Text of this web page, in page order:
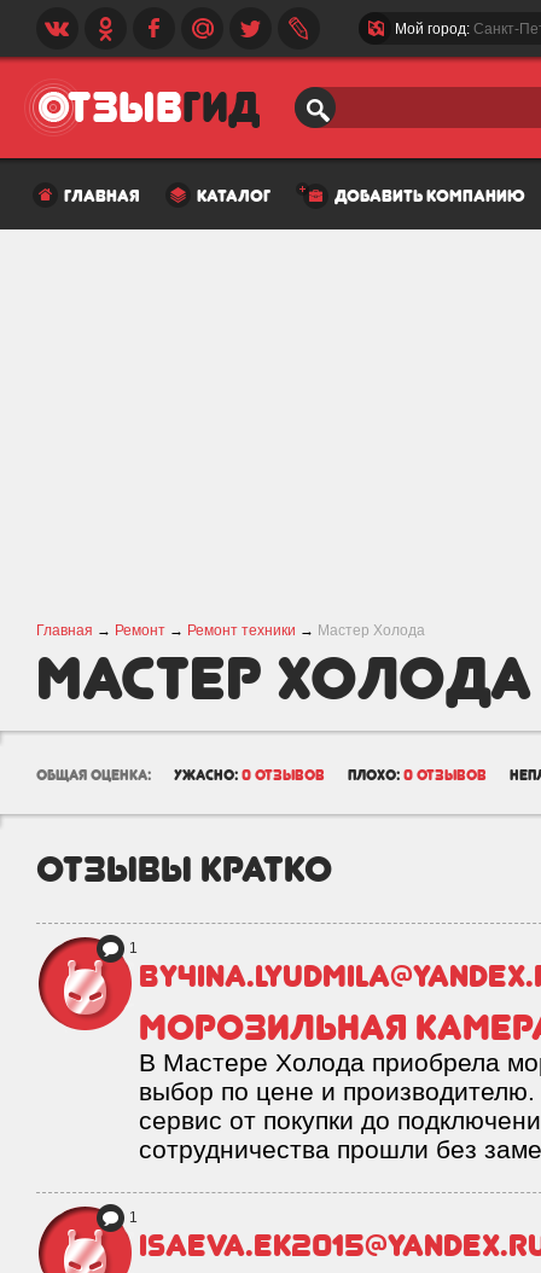
Мой город: Санкт-
главная каталог добавить компанию
Главная → Ремонт → Ремонт техники → Мастер Холода
Мастер Холода
общая оценка: ужасно: 0 отзывов плохо: 0 отзывов
отзывы кратко
1
Морозильная
В Мастере Холода приобрела
выбор по цене и
сервис от покупки до
сотрудничества прошли без
1